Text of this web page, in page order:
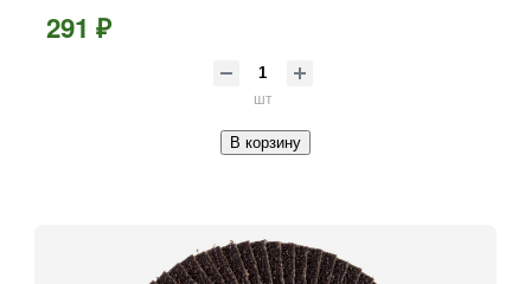
291 ₽
шт
В корзину